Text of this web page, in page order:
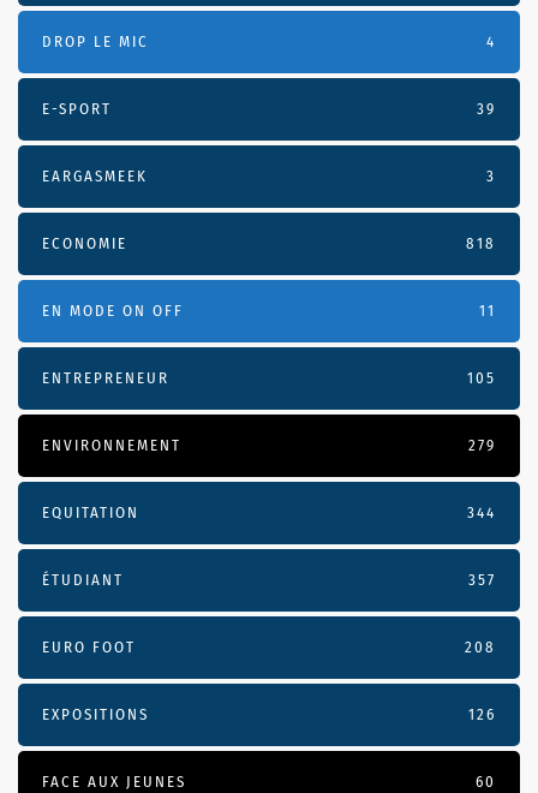
DROP LE MIC 4
E-SPORT 39
EARGASMEEK 3
ECONOMIE 818
EN MODE ON OFF 11
ENTREPRENEUR 105
ENVIRONNEMENT 279
EQUITATION 344
ÉTUDIANT 357
EURO FOOT 208
EXPOSITIONS 126
FACE AUX JEUNES 60